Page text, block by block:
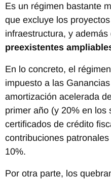
Es un régimen bastante
que excluye los
infraestructura, y además
preexistentes
En lo concreto, el
impuesto a las
amortización acelerada
primer año (y 20% en los
certificados de crédito
contribuciones
10%.
Por otra parte, los